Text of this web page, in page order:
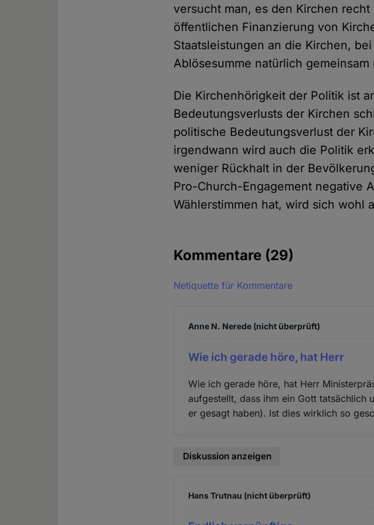
versucht man, es den Kirchen
öffentlichen Finanzierung von
Staatsleistungen an die Kirchen,
Ablösesumme natürlich
Die Kirchenhörigkeit der Politik ist
Bedeutungsverlusts der Kirchen
politische Bedeutungsverlust der
irgendwann wird auch die Politik
weniger Rückhalt in der
Pro-Church-Engagement negative
Wählerstimmen hat, wird sich wohl
Kommentare (29)
Netiquette für Kommentare
Anne N. Nerede (nicht überprüft)
Wie ich gerade höre, hat Herr
Wie ich gerade höre, hat Herr
aufgestellt, dass ihm ein Gott tatsächlich
er gesagt haben). Ist dies wirklich so
Diskussion anzeigen
Hans Trutnau (nicht überprüft)